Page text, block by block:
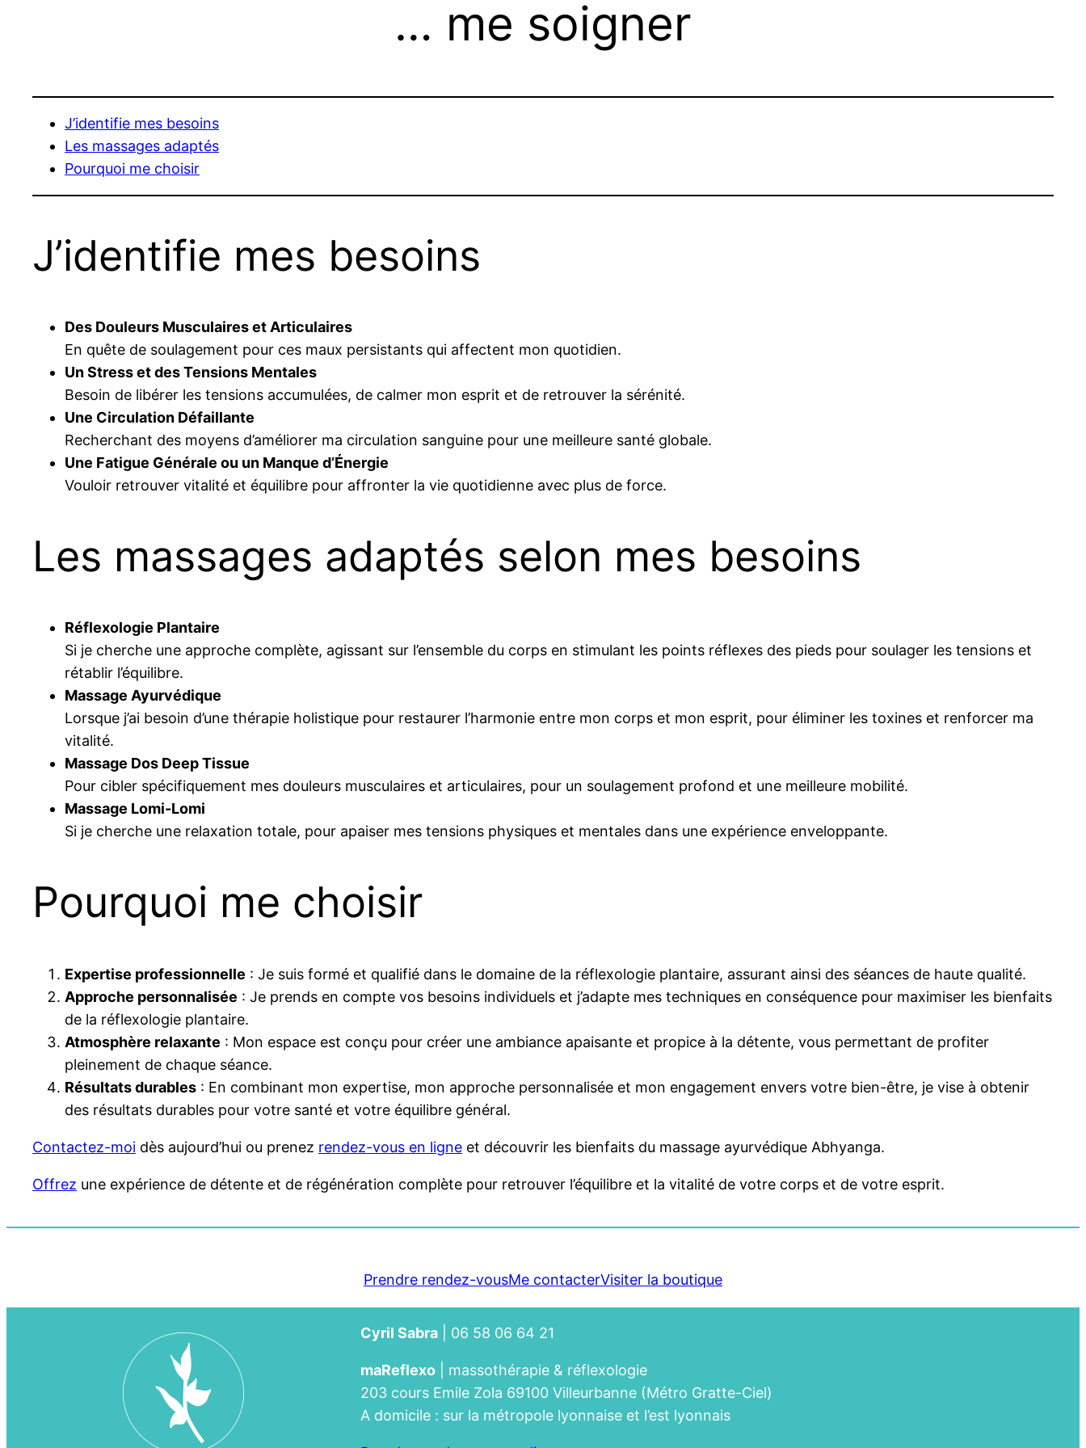
… me soigner
J’identifie mes besoins
Les massages adaptés
Pourquoi me choisir
J’identifie mes besoins
Des Douleurs Musculaires et Articulaires
En quête de soulagement pour ces maux persistants qui affectent mon quotidien.
Un Stress et des Tensions Mentales
Besoin de libérer les tensions accumulées, de calmer mon esprit et de retrouver la sérénité.
Une Circulation Défaillante
Recherchant des moyens d’améliorer ma circulation sanguine pour une meilleure santé globale.
Une Fatigue Générale ou un Manque d’Énergie
Vouloir retrouver vitalité et équilibre pour affronter la vie quotidienne avec plus de force.
Les massages adaptés selon mes besoins
Réflexologie Plantaire
Si je cherche une approche complète, agissant sur l’ensemble du corps en stimulant les points réflexes des pieds pour soulager les tensions et
rétablir l’équilibre.
Massage Ayurvédique
Lorsque j’ai besoin d’une thérapie holistique pour restaurer l’harmonie entre mon corps et mon esprit, pour éliminer les toxines et renforcer ma
vitalité.
Massage Dos Deep Tissue
Pour cibler spécifiquement mes douleurs musculaires et articulaires, pour un soulagement profond et une meilleure mobilité.
Massage Lomi-Lomi
Si je cherche une relaxation totale, pour apaiser mes tensions physiques et mentales dans une expérience enveloppante.
Pourquoi me choisir
Expertise professionnelle : Je suis formé et qualifié dans le domaine de la réflexologie plantaire, assurant ainsi des séances de haute qualité.
Approche personnalisée : Je prends en compte vos besoins individuels et j’adapte mes techniques en conséquence pour maximiser les bienfaits
de la réflexologie plantaire.
Atmosphère relaxante : Mon espace est conçu pour créer une ambiance apaisante et propice à la détente, vous permettant de profiter
pleinement de chaque séance.
Résultats durables : En combinant mon expertise, mon approche personnalisée et mon engagement envers votre bien-être, je vise à obtenir
des résultats durables pour votre santé et votre équilibre général.
Contactez-moi dès aujourd’hui ou prenez rendez-vous en ligne et découvrir les bienfaits du massage ayurvédique Abhyanga.
Offrez une expérience de détente et de régénération complète pour retrouver l’équilibre et la vitalité de votre corps et de votre esprit.
Prendre rendez-vousMe contacterVisiter la boutique
Cyril Sabra | 06 58 06 64 21
maReflexo | massothérapie & réflexologie
203 cours Emile Zola 69100 Villeurbanne (Métro Gratte-Ciel)
A domicile : sur la métropole lyonnaise et l’est lyonnais